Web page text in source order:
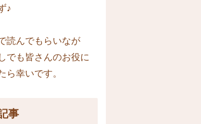
♪
読んでもらいなが
でも皆さんのお役に
ら幸いです。
事